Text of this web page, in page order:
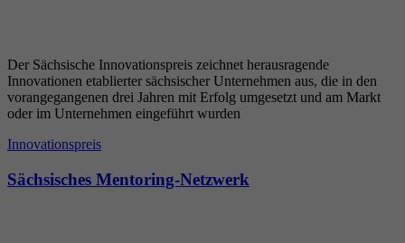
Der Sächsische Innovationspreis zeichnet herausragende
Innovationen etablierter sächsischer Unternehmen aus, die in den
vorangegangenen drei Jahren mit Erfolg umgesetzt und am Markt
oder im Unternehmen eingeführt wurden
Innovationspreis
Sächsisches Mentoring-Netzwerk